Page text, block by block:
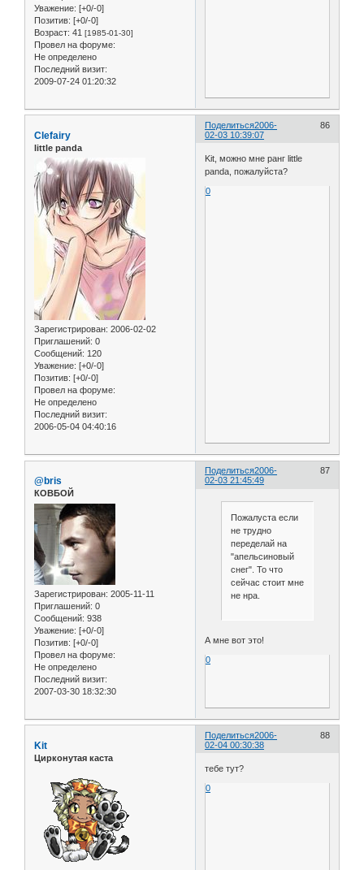
Уважение: [+0/-0]
Позитив: [+0/-0]
Возраст: 41 [1985-01-30]
Провел на форуме:
Не определено
Последний визит:
2009-07-24 01:20:32
Поделиться 86
2006-
02-03 10:39:07
Clefairy
little panda
Зарегистрирован: 2006-02-02
Приглашений: 0
Сообщений: 120
Уважение: [+0/-0]
Позитив: [+0/-0]
Провел на форуме:
Не определено
Последний визит:
2006-05-04 04:40:16
Kit, можно мне ранг little
panda, пожалуйста?
0
Поделиться 87
2006-
02-03 21:45:49
@bris
КОВБОЙ
Зарегистрирован: 2005-11-11
Приглашений: 0
Сообщений: 938
Уважение: [+0/-0]
Позитив: [+0/-0]
Провел на форуме:
Не определено
Последний визит:
2007-03-30 18:32:30
Пожалуста если
не трудно
переделай на
"апельсиновый
снег". То что
сейчас стоит мне
не нра.
А мне вот это!
0
Поделиться 88
2006-
02-04 00:30:38
Kit
Цирконутая каста
тебе тут?
0